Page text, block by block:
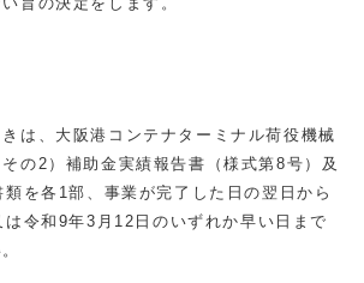
は、大阪港コンテナターミナル荷役機械
の2）補助金実績報告書（様式第8号）及
を各1部、事業が完了した日の翌日から
令和9年3月12日のいずれか早い日まで